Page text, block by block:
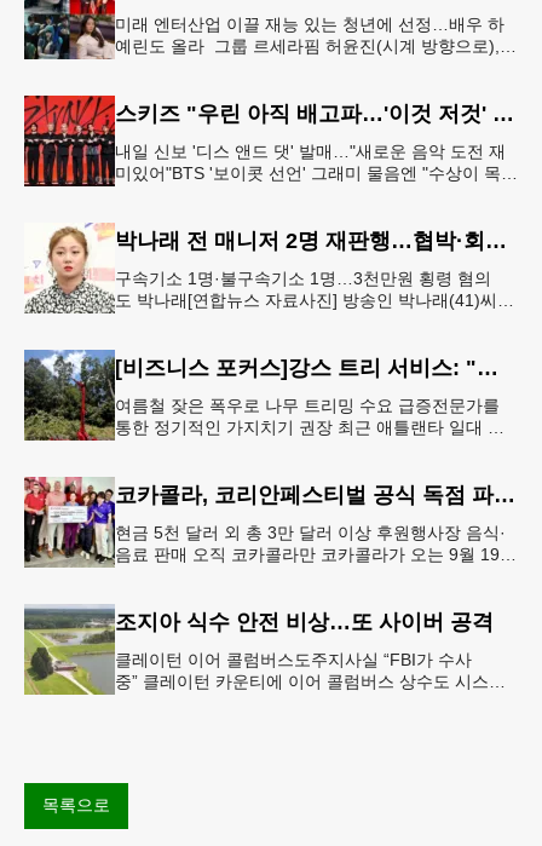
미래 엔터산업 이끌 재능 있는 청년에 선정…배우 하
예린도 올라 그룹 르세라핌 허윤진(시계 방향으로),
스키즈 "우린 아직 배고파…'이것 저것' 다 잘하는 자신감 표현"
내일 신보 '디스 앤드 댓' 발매…"새로운 음악 도전 재
미있어"BTS '보이콧 선언' 그래미 물음엔 "수상이 목표
박나래 전 매니저 2명 재판행…협박·회삿돈 횡령 혐의
구속기소 1명·불구속기소 1명…3천만원 횡령 혐의
도 박나래[연합뉴스 자료사진] 방송인 박나래(41)씨를
[비즈니스 포커스]강스 트리 서비스: "강풍에 부러질라"… 여름철 주택가 수목 관리 '비상'
여름철 잦은 폭우로 나무 트리밍 수요 급증전문가를
통한 정기적인 가지치기 권장 최근 애틀랜타 일대 주
코카콜라, 코리안페스티벌 공식 독점 파트너 참여
현금 5천 달러 외 총 3만 달러 이상 후원행사장 음식·
음료 판매 오직 코카콜라만 코카콜라가 오는 9월 19-
조지아 식수 안전 비상…또 사이버 공격
클레이턴 이어 콜럼버스도주지사실 “FBI가 수사
중” 클레이턴 카운티에 이어 콜럼버스 상수도 시스템
목록으로